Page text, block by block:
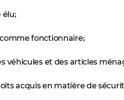
élu;
fonctionnaire;
véhicules et des articles
acquis en matière de